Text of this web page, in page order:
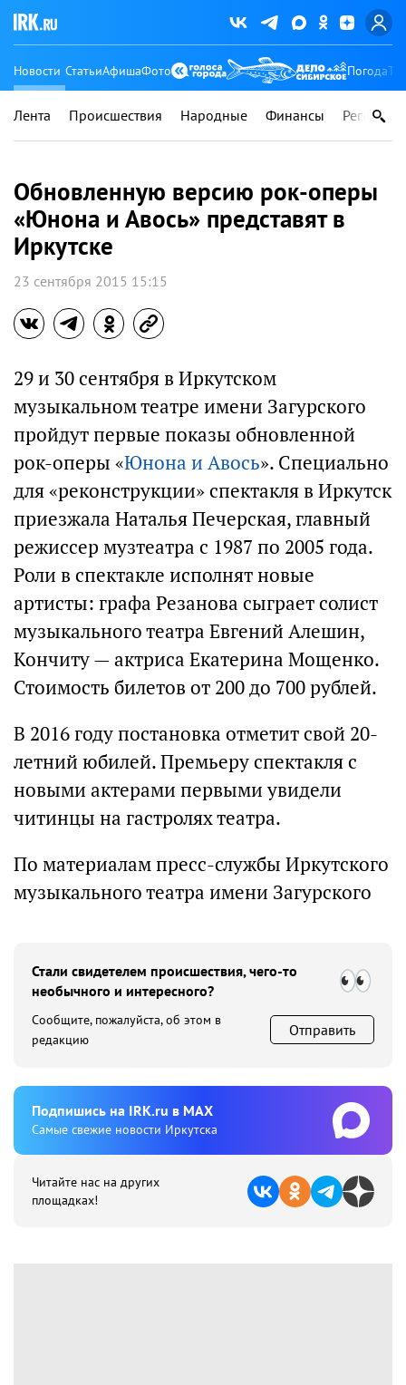
Новости СтатьиАфишаФото Погода
Лента Происшествия Народные Финансы Регионы
Обновленную версию рок-оперы
«Юнона и Авось» представят в
Иркутске
23 сентября 2015 15:15
29 и 30 сентября в Иркутском
музыкальном театре имени Загурского
пройдут первые показы обновленной
рок-оперы «Юнона и Авось». Специально
для «реконструкции» спектакля в Иркутск
приезжала Наталья Печерская, главный
режиссер музтеатра с 1987 по 2005 года.
Роли в спектакле исполнят новые
артисты: графа Резанова сыграет солист
музыкального театра Евгений Алешин,
Кончиту — актриса Екатерина Мощенко.
Стоимость билетов от 200 до 700 рублей.
В 2016 году постановка отметит свой 20-
летний юбилей. Премьеру спектакля с
новыми актерами первыми увидели
читинцы на гастролях театра.
По материалам пресс-службы Иркутского
музыкального театра имени Загурского
Стали свидетелем происшествия, чего-то
необычного и интересного?
Сообщите, пожалуйста, об этом в
редакцию
Отправить
Подпишиcь на IRK.ru в MAX
Cамые свежие новости Иркутска
Читайте нас на других
площадках!